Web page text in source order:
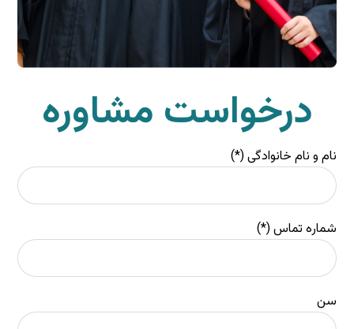
درخواست مشاوره
نام و نام خانوادگی (*)
شماره تماس (*)
سن